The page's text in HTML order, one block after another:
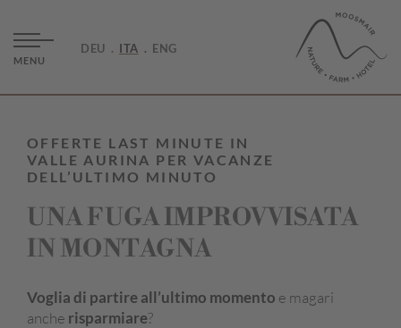
MENU
DEU ITA ENG
OFFERTE LAST MINUTE IN
VALLE AURINA PER VACANZE
DELL’ULTIMO MINUTO
UNA FUGA IMPROVVISATA
IN MONTAGNA
Voglia di partire all’ultimo momento e magari
anche risparmiare?